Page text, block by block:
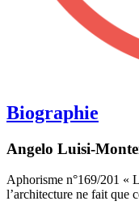
Biographie
Angelo Luisi-
Aphorisme n°169/201 «
l’architecture ne fait que